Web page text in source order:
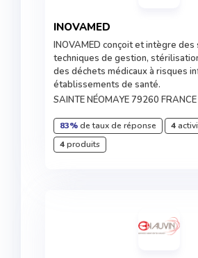
INOVAMED
INOVAMED conçoit et intègre
techniques de gestion,
des déchets médicaux à risques
établissements de santé.
SAINTE NÉOMAYE 79260 FRANCE
83%de taux de réponse 4
4produits